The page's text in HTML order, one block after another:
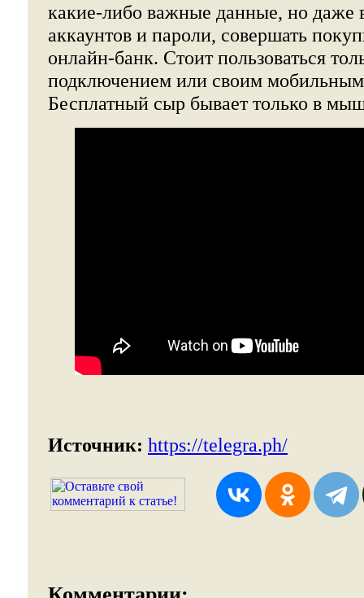
какие-либо важные данные, но даже
аккаунтов и пароли, совершать
онлайн-банк. Стоит пользоваться
подключением или своим
Бесплатный сыр бывает только в
Источник: https://telegra.ph/